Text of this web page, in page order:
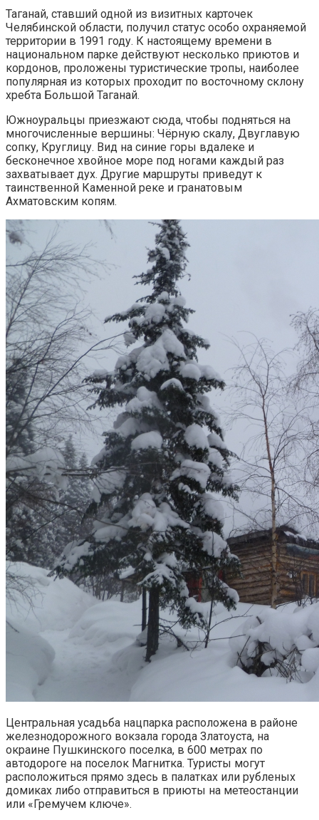
Таганай, ставший одной из визитных карточек
Челябинской области, получил статус особо охраняемой
территории в 1991 году. К настоящему времени в
национальном парке действуют несколько приютов и
кордонов, проложены туристические тропы, наиболее
популярная из которых проходит по восточному склону
хребта Большой Таганай.
Южноуральцы приезжают сюда, чтобы подняться на
многочисленные вершины: Чёрную скалу, Двуглавую
сопку, Круглицу. Вид на синие горы вдалеке и
бесконечное хвойное море под ногами каждый раз
захватывает дух. Другие маршруты приведут к
таинственной Каменной реке и гранатовым
Ахматовским копям.
Центральная усадьба нацпарка расположена в районе
железнодорожного вокзала города Златоуста, на
окраине Пушкинского поселка, в 600 метрах по
автодороге на поселок Магнитка. Туристы могут
расположиться прямо здесь в палатках или рубленых
домиках либо отправиться в приюты на метеостанции
или «Гремучем ключе».